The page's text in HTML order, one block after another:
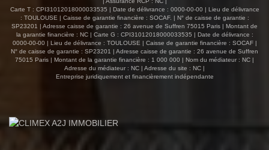
000€ frais d'agence charge vendeur
Carte T : CPI31012018000033535 | Date de délivrance : 0000-00-00 | Lieu de délivrance
: TOULOUSE | Caisse de garantie financière : SOCAF. | N° de caisse de garantie :
SP23201 | Adresse caisse de garantie : 26 avenue de Suffren 75015 Paris | Montant de
la garantie financière : NC | Carte G : CPI31012018000033535 | Date de délivrance :
0000-00-00 | Lieu de délivrance : TOULOUSE | Caisse de garantie financière : SOCAF |
N° de caisse de garantie : SP23201 | Adresse caisse de garantie : 26 avenue de Suffren
75015 Paris | Montant de la garantie financière : 1 000 000 | Nom du médiateur : NC |
Adresse du médiateur : NC | Adresse du site : NC |
Entreprise juridiquement et financièrement indépendante